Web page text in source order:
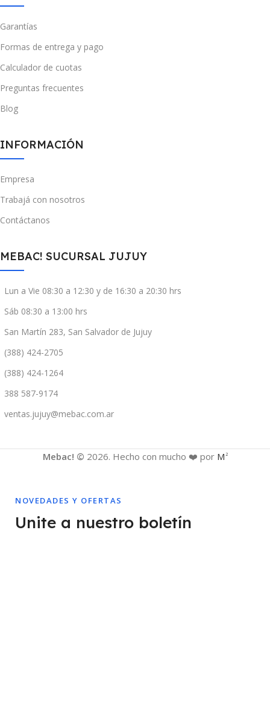
Garantías
Formas de entrega y pago
Calculador de cuotas
Preguntas frecuentes
Blog
INFORMACIÓN
Empresa
Trabajá con nosotros
Contáctanos
MEBAC! SUCURSAL JUJUY
Lun a Vie 08:30 a 12:30 y de 16:30 a 20:30 hrs
Sáb 08:30 a 13:00 hrs
San Martín 283, San Salvador de Jujuy
(388) 424-2705
(388) 424-1264
388 587-9174
ventas.jujuy@mebac.com.ar
Mebac! © 2026. Hecho con mucho ❤️ por M 2
NOVEDADES Y OFERTAS
Unite a nuestro boletín